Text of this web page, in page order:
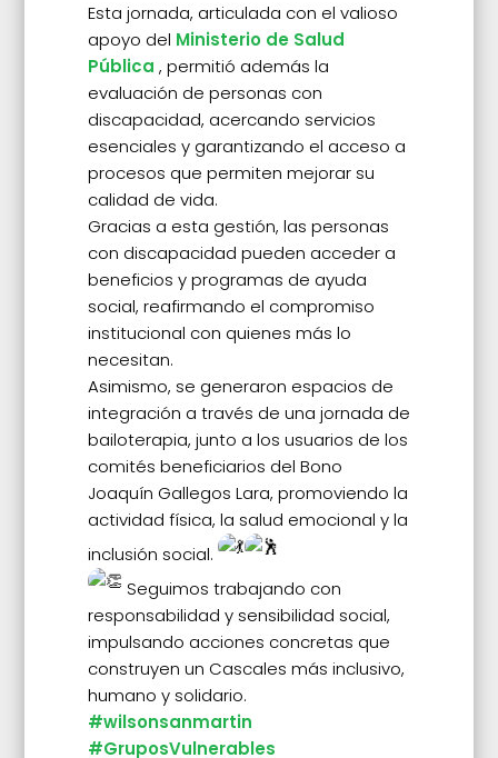
Esta jornada, articulada con el valioso
apoyo del Ministerio de Salud
Pública , permitió además la
evaluación de personas con
discapacidad, acercando servicios
esenciales y garantizando el acceso a
procesos que permiten mejorar su
calidad de vida.
Gracias a esta gestión, las personas
con discapacidad pueden acceder a
beneficios y programas de ayuda
social, reafirmando el compromiso
institucional con quienes más lo
necesitan.
Asimismo, se generaron espacios de
integración a través de una jornada de
bailoterapia, junto a los usuarios de los
comités beneficiarios del Bono
Joaquín Gallegos Lara, promoviendo la
actividad física, la salud emocional y la
inclusión social.
Seguimos trabajando con
responsabilidad y sensibilidad social,
impulsando acciones concretas que
construyen un Cascales más inclusivo,
humano y solidario.
#wilsonsanmartin
#GruposVulnerables